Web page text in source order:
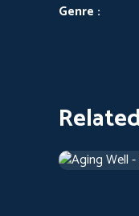
Genre :
2018